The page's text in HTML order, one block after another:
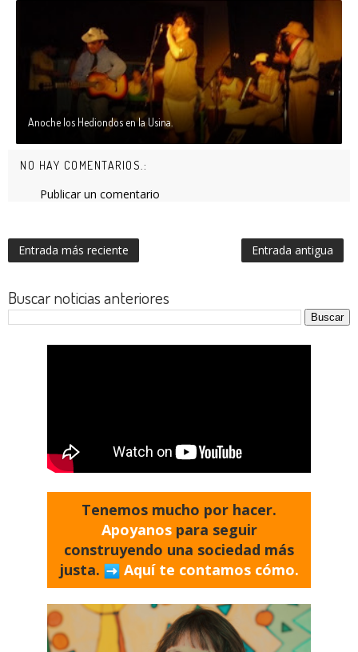
Anoche los Hediondos en la Usina.
NO HAY COMENTARIOS.:
Publicar un comentario
Entrada más reciente Entrada antigua
Buscar noticias anteriores
Tenemos mucho por hacer.
Apoyanos para seguir
construyendo una sociedad más
justa.
Aquí te contamos cómo.